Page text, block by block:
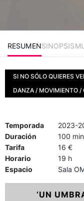
RESUMENSINOPSIS
SI NO SÓLO QUIERES
DANZA / MOVIMIENTO /
Temporada
2023-
Duración
100
Tarifa
16 €
Horario
19 h
Espacio
Sala
‘UN